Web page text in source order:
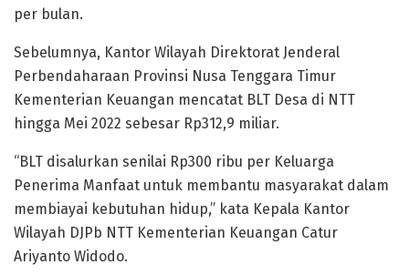
per bulan.
Sebelumnya, Kantor Wilayah Direktorat Jenderal
Perbendaharaan Provinsi Nusa Tenggara Timur
Kementerian Keuangan mencatat BLT Desa di NTT
hingga Mei 2022 sebesar Rp312,9 miliar.
“BLT disalurkan senilai Rp300 ribu per Keluarga
Penerima Manfaat untuk membantu masyarakat dalam
membiayai kebutuhan hidup,” kata Kepala Kantor
Wilayah DJPb NTT Kementerian Keuangan Catur
Ariyanto Widodo.